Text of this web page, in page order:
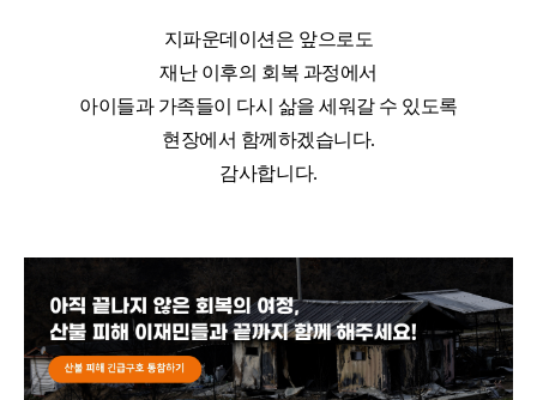
지파운데이션은 앞으로도
재난 이후의 회복 과정에서
아이들과 가족들이 다시 삶을 세워갈 수 있도록
현장에서 함께하겠습니다.
감사합니다.